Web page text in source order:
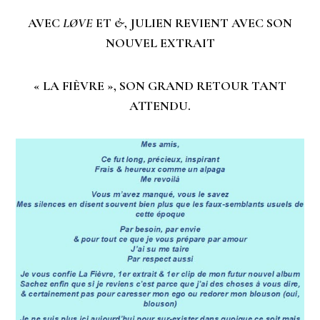
AVECLØVE ET &, JULIEN REVIENT AVEC SON
NOUVEL EXTRAIT
« LA FIÈVRE », SON GRAND RETOUR TANT
ATTENDU.